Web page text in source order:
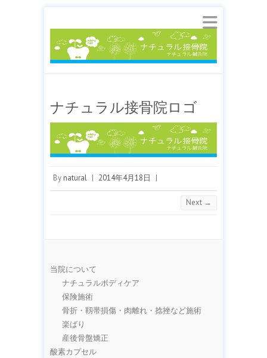
ナチュラル接骨院ロゴ
By natural | 2014年4月18日 |
Next →
当院について
ナチュラルボディケア
保険施術
骨折・靱帯損傷・肉離れ・捻挫など施術
楽ばり
産後骨盤矯正
酸素カプセル